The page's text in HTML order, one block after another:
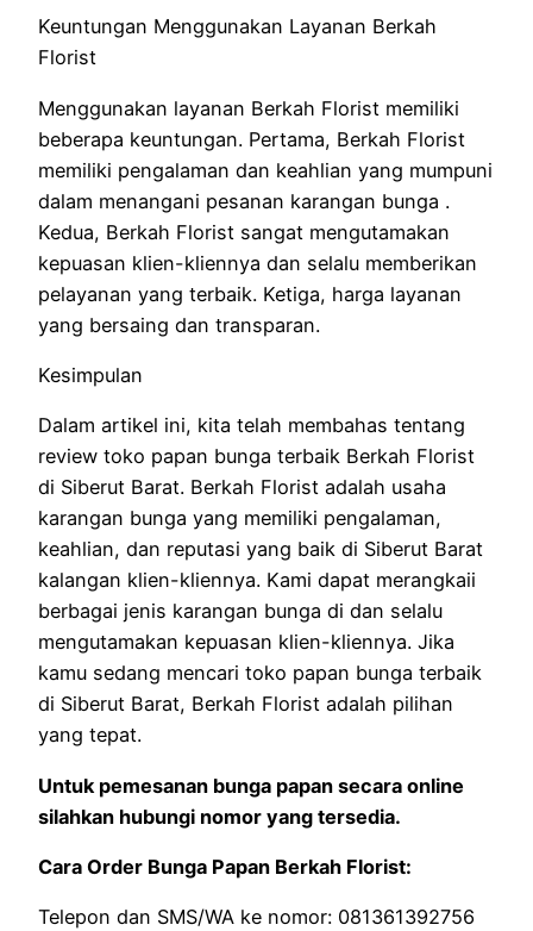
Keuntungan Menggunakan Layanan Berkah
Florist
Menggunakan layanan Berkah Florist memiliki
beberapa keuntungan. Pertama, Berkah Florist
memiliki pengalaman dan keahlian yang mumpuni
dalam menangani pesanan karangan bunga .
Kedua, Berkah Florist sangat mengutamakan
kepuasan klien-kliennya dan selalu memberikan
pelayanan yang terbaik. Ketiga, harga layanan
yang bersaing dan transparan.
Kesimpulan
Dalam artikel ini, kita telah membahas tentang
review toko papan bunga terbaik Berkah Florist
di Siberut Barat. Berkah Florist adalah usaha
karangan bunga yang memiliki pengalaman,
keahlian, dan reputasi yang baik di Siberut Barat
kalangan klien-kliennya. Kami dapat merangkaii
berbagai jenis karangan bunga di dan selalu
mengutamakan kepuasan klien-kliennya. Jika
kamu sedang mencari toko papan bunga terbaik
di Siberut Barat, Berkah Florist adalah pilihan
yang tepat.
Untuk pemesanan bunga papan secara online
silahkan hubungi nomor yang tersedia.
Cara Order Bunga Papan Berkah Florist:
Telepon dan SMS/WA ke nomor: 081361392756